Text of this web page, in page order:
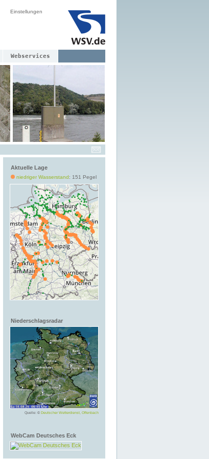
Einstellungen
Webservices
Aktuelle Lage
niedriger Wasserstand: 151 Pegel
Niederschlagsradar
Quelle: © Deutscher Wetterdienst, Offenbach
WebCam Deutsches Eck